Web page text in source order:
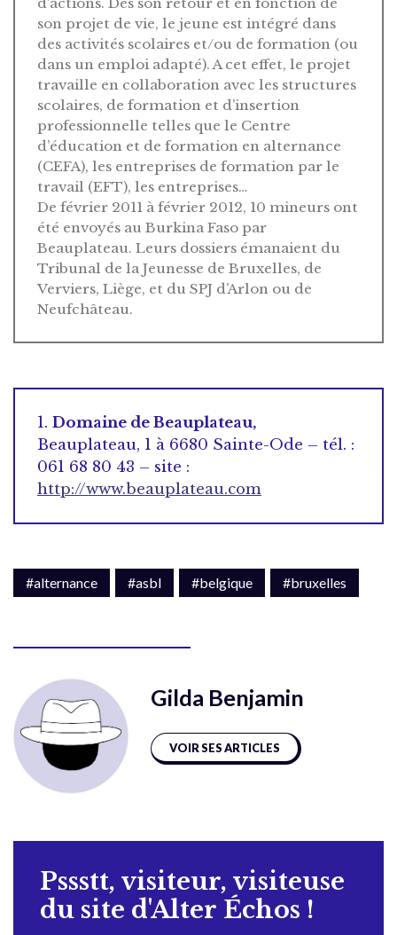
son projet de vie, le jeune est intégré dans
des activités scolaires et/ou de formation (ou
dans un emploi adapté). A cet effet, le projet
travaille en collaboration avec les structures
scolaires, de formation et d’insertion
professionnelle telles que le Centre
d’éducation et de formation en alternance
(CEFA), les entreprises de formation par le
travail (EFT), les entreprises…
De février 2011 à février 2012, 10 mineurs ont
été envoyés au Burkina Faso par
Beauplateau. Leurs dossiers émanaient du
Tribunal de la Jeunesse de Bruxelles, de
Verviers, Liège, et du SPJ d’Arlon ou de
Neufchâteau.
1. Domaine de Beauplateau,
Beauplateau, 1 à 6680 Sainte-Ode – tél. :
061 68 80 43 – site :
http://www.beauplateau.com
#alternance #asbl #belgique #bruxelles
Gilda Benjamin
VOIR SES ARTICLES
Pssstt, visiteur, visiteuse
du site d'Alter Échos !